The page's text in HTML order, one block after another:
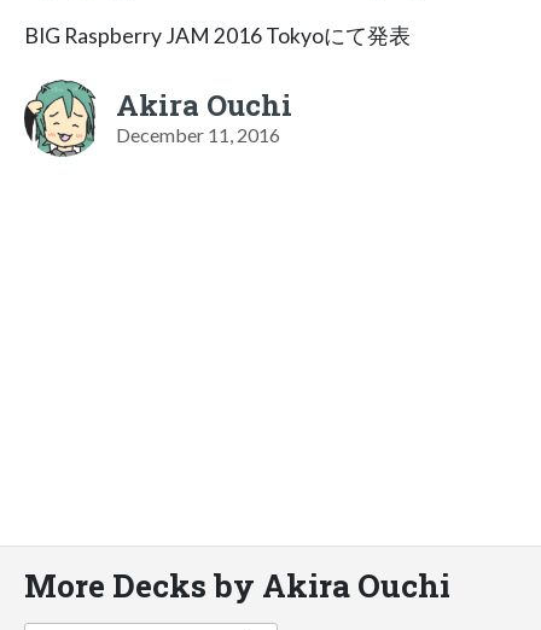
BIG Raspberry JAM 2016 Tokyoにて発表
Akira Ouchi
December 11, 2016
More Decks by Akira Ouchi